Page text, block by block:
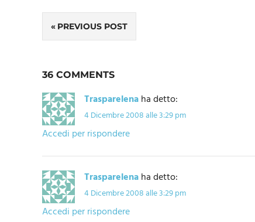
Navigazione
PREVIOUS POST
36 COMMENTS
Trasparelenaha detto:
4 Dicembre 2008 alle 3:29 pm
Accedi per rispondere
Trasparelenaha detto:
4 Dicembre 2008 alle 3:29 pm
Accedi per rispondere